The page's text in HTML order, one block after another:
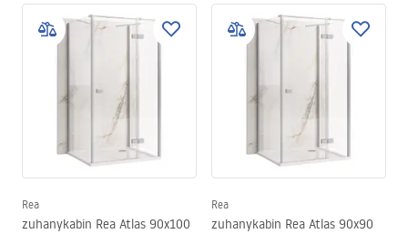
Rea
zuhanykabin Rea Atlas 90x100
Rea
zuhanykabin Rea Atlas 90x90